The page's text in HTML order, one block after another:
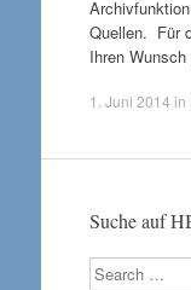
Quellen. Für
Ihren
1. Juni 2014 in
Suche auf
Search